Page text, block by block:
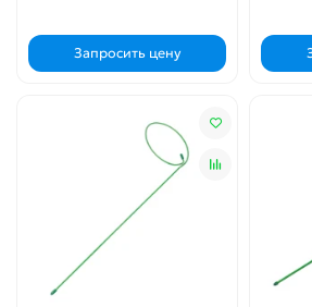
Запросить цену